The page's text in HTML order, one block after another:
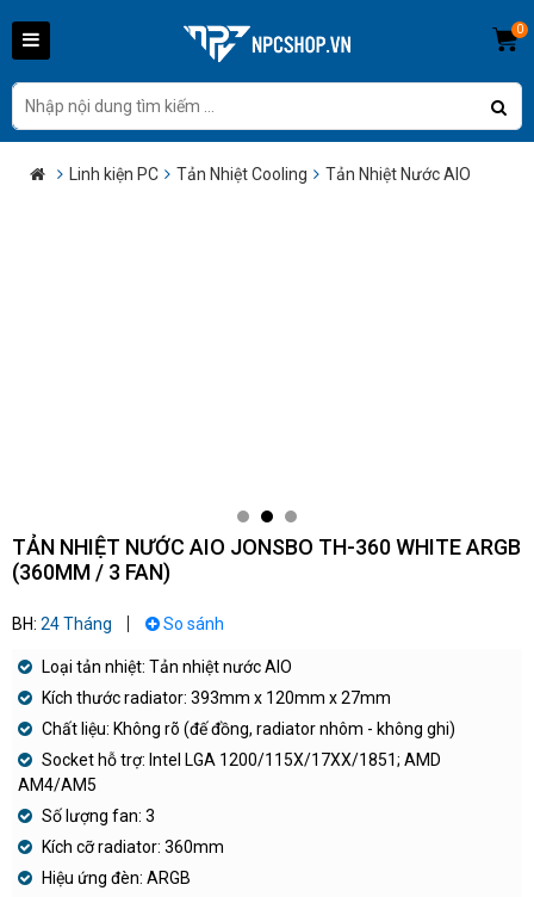
0
Linh kiện PC Tản Nhiệt Cooling Tản Nhiệt Nước AIO
TẢN NHIỆT NƯỚC AIO JONSBO TH-360 WHITE ARGB
(360MM / 3 FAN)
BH: 24 Tháng So sánh
Loại tản nhiệt: Tản nhiệt nước AIO
Kích thước radiator: 393mm x 120mm x 27mm
Chất liệu: Không rõ (đế đồng, radiator nhôm - không ghi)
Socket hỗ trợ: Intel LGA 1200/115X/17XX/1851; AMD
AM4/AM5
Số lượng fan: 3
Kích cỡ radiator: 360mm
Hiệu ứng đèn: ARGB